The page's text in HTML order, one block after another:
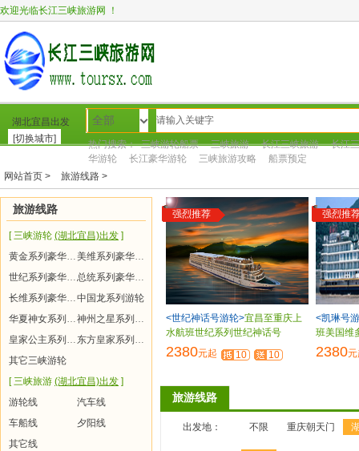
欢迎光临长江三峡旅游网 ！
湖北宜昌出发
[切换城市]
全部
热门搜索： 三峡游轮船票 三峡旅游 长江三峡旅游
长江
华游轮
长江豪华游轮 三峡旅游攻略 船票预定
网站首页 转到新网站 三峡游轮 三峡旅游 周
网站首页 > 旅游线路 >
旅游线路
[ 三峡游轮 (湖北宜昌)出发 ]
黄金系列豪华游轮
美维系列豪华游轮
世纪系列豪华游轮
总统系列豪华游轮
长维系列豪华游轮中国龙系列游轮
华夏神女系列游轮
神州之星系列游轮
皇家公主系列游轮
东方皇家系列游轮
其它三峡游轮
[ 三峡旅游 (湖北宜昌)出发 ]
游轮线
汽车线
车船线
夕阳线
其它线
强烈推荐
<世纪神话号游轮>宜昌至重庆上
水航班世纪系列世纪神话号
2380元起 10 10
强烈推
<凯琳号
班美国维
2380
旅游线路
出发地： 不限 重庆朝天门